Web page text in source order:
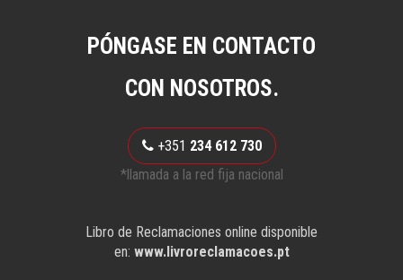
PÓNGASE EN CONTACTO
CON NOSOTROS.
+351 234 612 730
*llamada a la red fija nacional
Libro de Reclamaciones online disponible
en: www.livroreclamacoes.pt